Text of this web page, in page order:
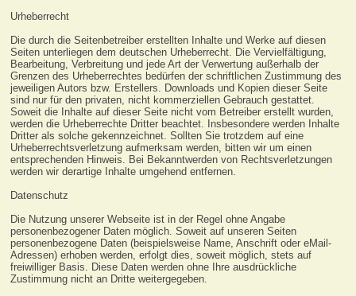
Urheberrecht
Die durch die Seitenbetreiber erstellten Inhalte und Werke auf diesen
Seiten unterliegen dem deutschen Urheberrecht. Die Vervielfältigung,
Bearbeitung, Verbreitung und jede Art der Verwertung außerhalb der
Grenzen des Urheberrechtes bedürfen der schriftlichen Zustimmung des
jeweiligen Autors bzw. Erstellers. Downloads und Kopien dieser Seite
sind nur für den privaten, nicht kommerziellen Gebrauch gestattet.
Soweit die Inhalte auf dieser Seite nicht vom Betreiber erstellt wurden,
werden die Urheberrechte Dritter beachtet. Insbesondere werden Inhalte
Dritter als solche gekennzeichnet. Sollten Sie trotzdem auf eine
Urheberrechtsverletzung aufmerksam werden, bitten wir um einen
entsprechenden Hinweis. Bei Bekanntwerden von Rechtsverletzungen
werden wir derartige Inhalte umgehend entfernen.
Datenschutz
Die Nutzung unserer Webseite ist in der Regel ohne Angabe
personenbezogener Daten möglich. Soweit auf unseren Seiten
personenbezogene Daten (beispielsweise Name, Anschrift oder eMail-
Adressen) erhoben werden, erfolgt dies, soweit möglich, stets auf
freiwilliger Basis. Diese Daten werden ohne Ihre ausdrückliche
Zustimmung nicht an Dritte weitergegeben.